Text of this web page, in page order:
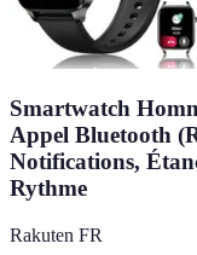
Smartwatch
Appel Bluetooth
Notifications,
Rythme
Rakuten FR